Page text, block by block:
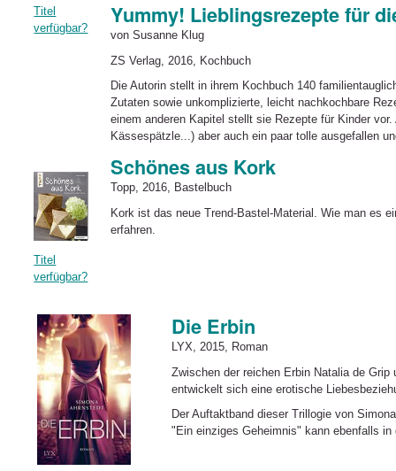
Titel
verfügbar?
Yummy! Lieblingsrezepte für
von Susanne Klug
ZS Verlag, 2016, Kochbuch
Die Autorin stellt in ihrem Kochbuch 140
Zutaten sowie unkomplizierte, leicht nachkochbare
einem anderen Kapitel stellt sie Rezepte für Kinder
Kässespätzle...) aber auch ein paar tolle ausgefallen
Titel
verfügbar?
Schönes aus Kork
Topp, 2016, Bastelbuch
Kork ist das neue Trend-Bastel-Material. Wie man es
erfahren.
Die Erbin
LYX, 2015, Roman
Zwischen der reichen Erbin Natalia de
entwickelt sich eine erotische
Der Auftaktband dieser Trillogie von
"Ein einziges Geheimnis" kann ebenfalls